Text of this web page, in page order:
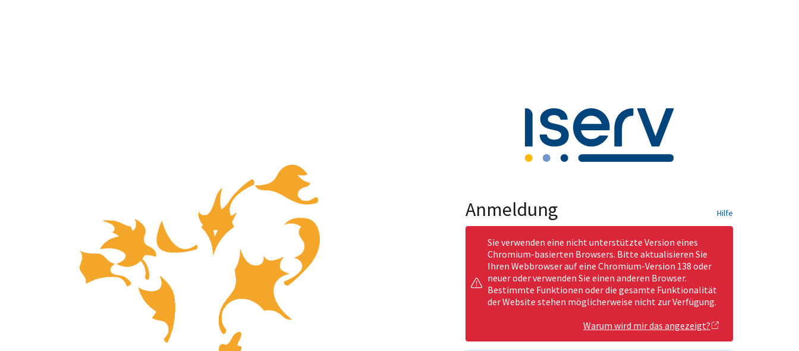
Anmeldung Hilfe
Sie verwenden eine nicht unterstützte Version eines
Chromium-basierten Browsers. Bitte aktualisieren Sie
Ihren Webbrowser auf eine Chromium-Version 138 oder
neuer oder verwenden Sie einen anderen Browser.
Bestimmte Funktionen oder die gesamte Funktionalität
der Website stehen möglicherweise nicht zur Verfügung.
Warum wird mir das angezeigt?